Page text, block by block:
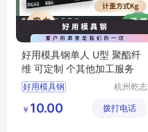
好用模具钢单人 U型 聚酯纤
维 可定制 个其他加工服务
好用模具钢
杭州乾志
公司
￥ 10.00 拨打电话